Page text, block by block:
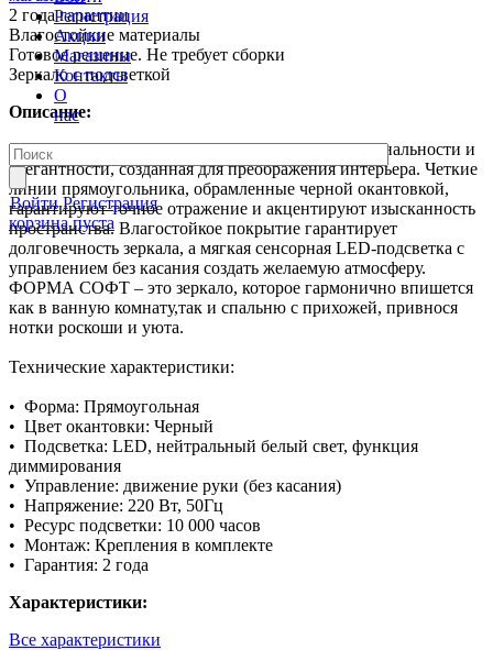
Регистрация
Акции
Магазины
Контакты
О
нас
Войти Регистрация
корзина пуста
2 года гарантии
Влагостойкие материалы
Готовое решение. Не требует сборки
Зеркало с подсветкой
Описание:
Зеркало ФОРМА СОФТ – это гармония функциональности и
элегантности, созданная для преображения интерьера. Четкие
линии прямоугольника, обрамленные черной окантовкой,
гарантируют точное отражение и акцентируют изысканность
пространства. Влагостойкое покрытие гарантирует
долговечность зеркала, а мягкая сенсорная LED-подсветка с
управлением без касания создать желаемую атмосферу.
ФОРМА СОФТ – это зеркало, которое гармонично впишется
как в ванную комнату,так и спальню с прихожей, привнося
нотки роскоши и уюта.
Технические характеристики:
• Форма: Прямоугольная
• Цвет окантовки: Черный
• Подсветка: LED, нейтральный белый свет, функция
диммирования
• Управление: движение руки (без касания)
• Напряжение: 220 Вт, 50Гц
• Ресурс подсветки: 10 000 часов
• Монтаж: Крепления в комплекте
• Гарантия: 2 года
Характеристики:
Все характеристики